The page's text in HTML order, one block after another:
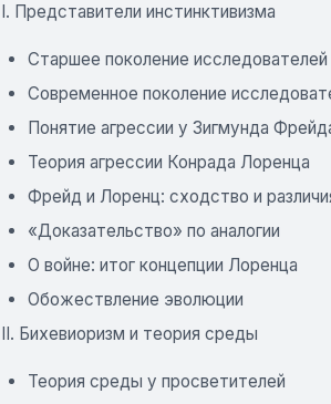
I. Представители инстинктивизма
Старшее поколение исследователей
Современное поколение
Понятие агрессии у Зигмунда
Теория агрессии Конрада Лоренца
Фрейд и Лоренц: сходство и
«Доказательство» по аналогии
О войне: итог концепции Лоренца
Обожествление эволюции
II. Бихевиоризм и теория среды
Теория среды у просветителей